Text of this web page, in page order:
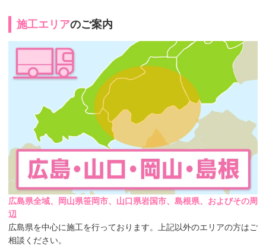
施工エリアのご案内
広島県全域、岡山県笹岡市、山口県岩国市、島根県、およびその周
辺
広島県を中心に施工を行っております。上記以外のエリアの方はご
相談ください。